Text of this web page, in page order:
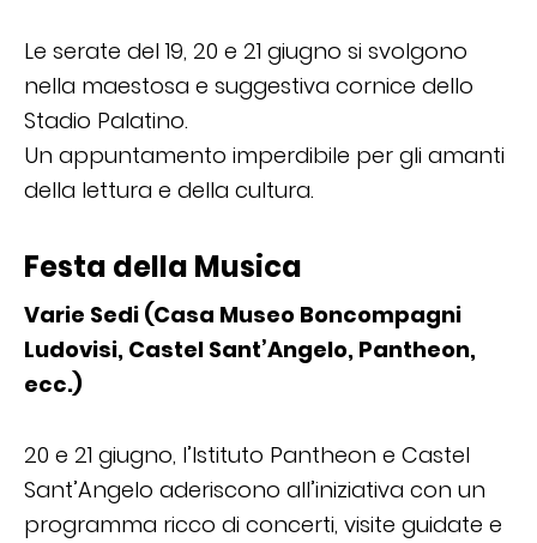
Le serate del 19, 20 e 21 giugno si svolgono
nella maestosa e suggestiva cornice dello
Stadio Palatino.
Un appuntamento imperdibile per gli amanti
della lettura e della cultura.
Festa della Musica
Varie Sedi (Casa Museo Boncompagni
Ludovisi, Castel Sant’Angelo, Pantheon,
ecc.)
20 e 21 giugno, l’Istituto Pantheon e Castel
Sant’Angelo aderiscono all’iniziativa con un
programma ricco di concerti, visite guidate e